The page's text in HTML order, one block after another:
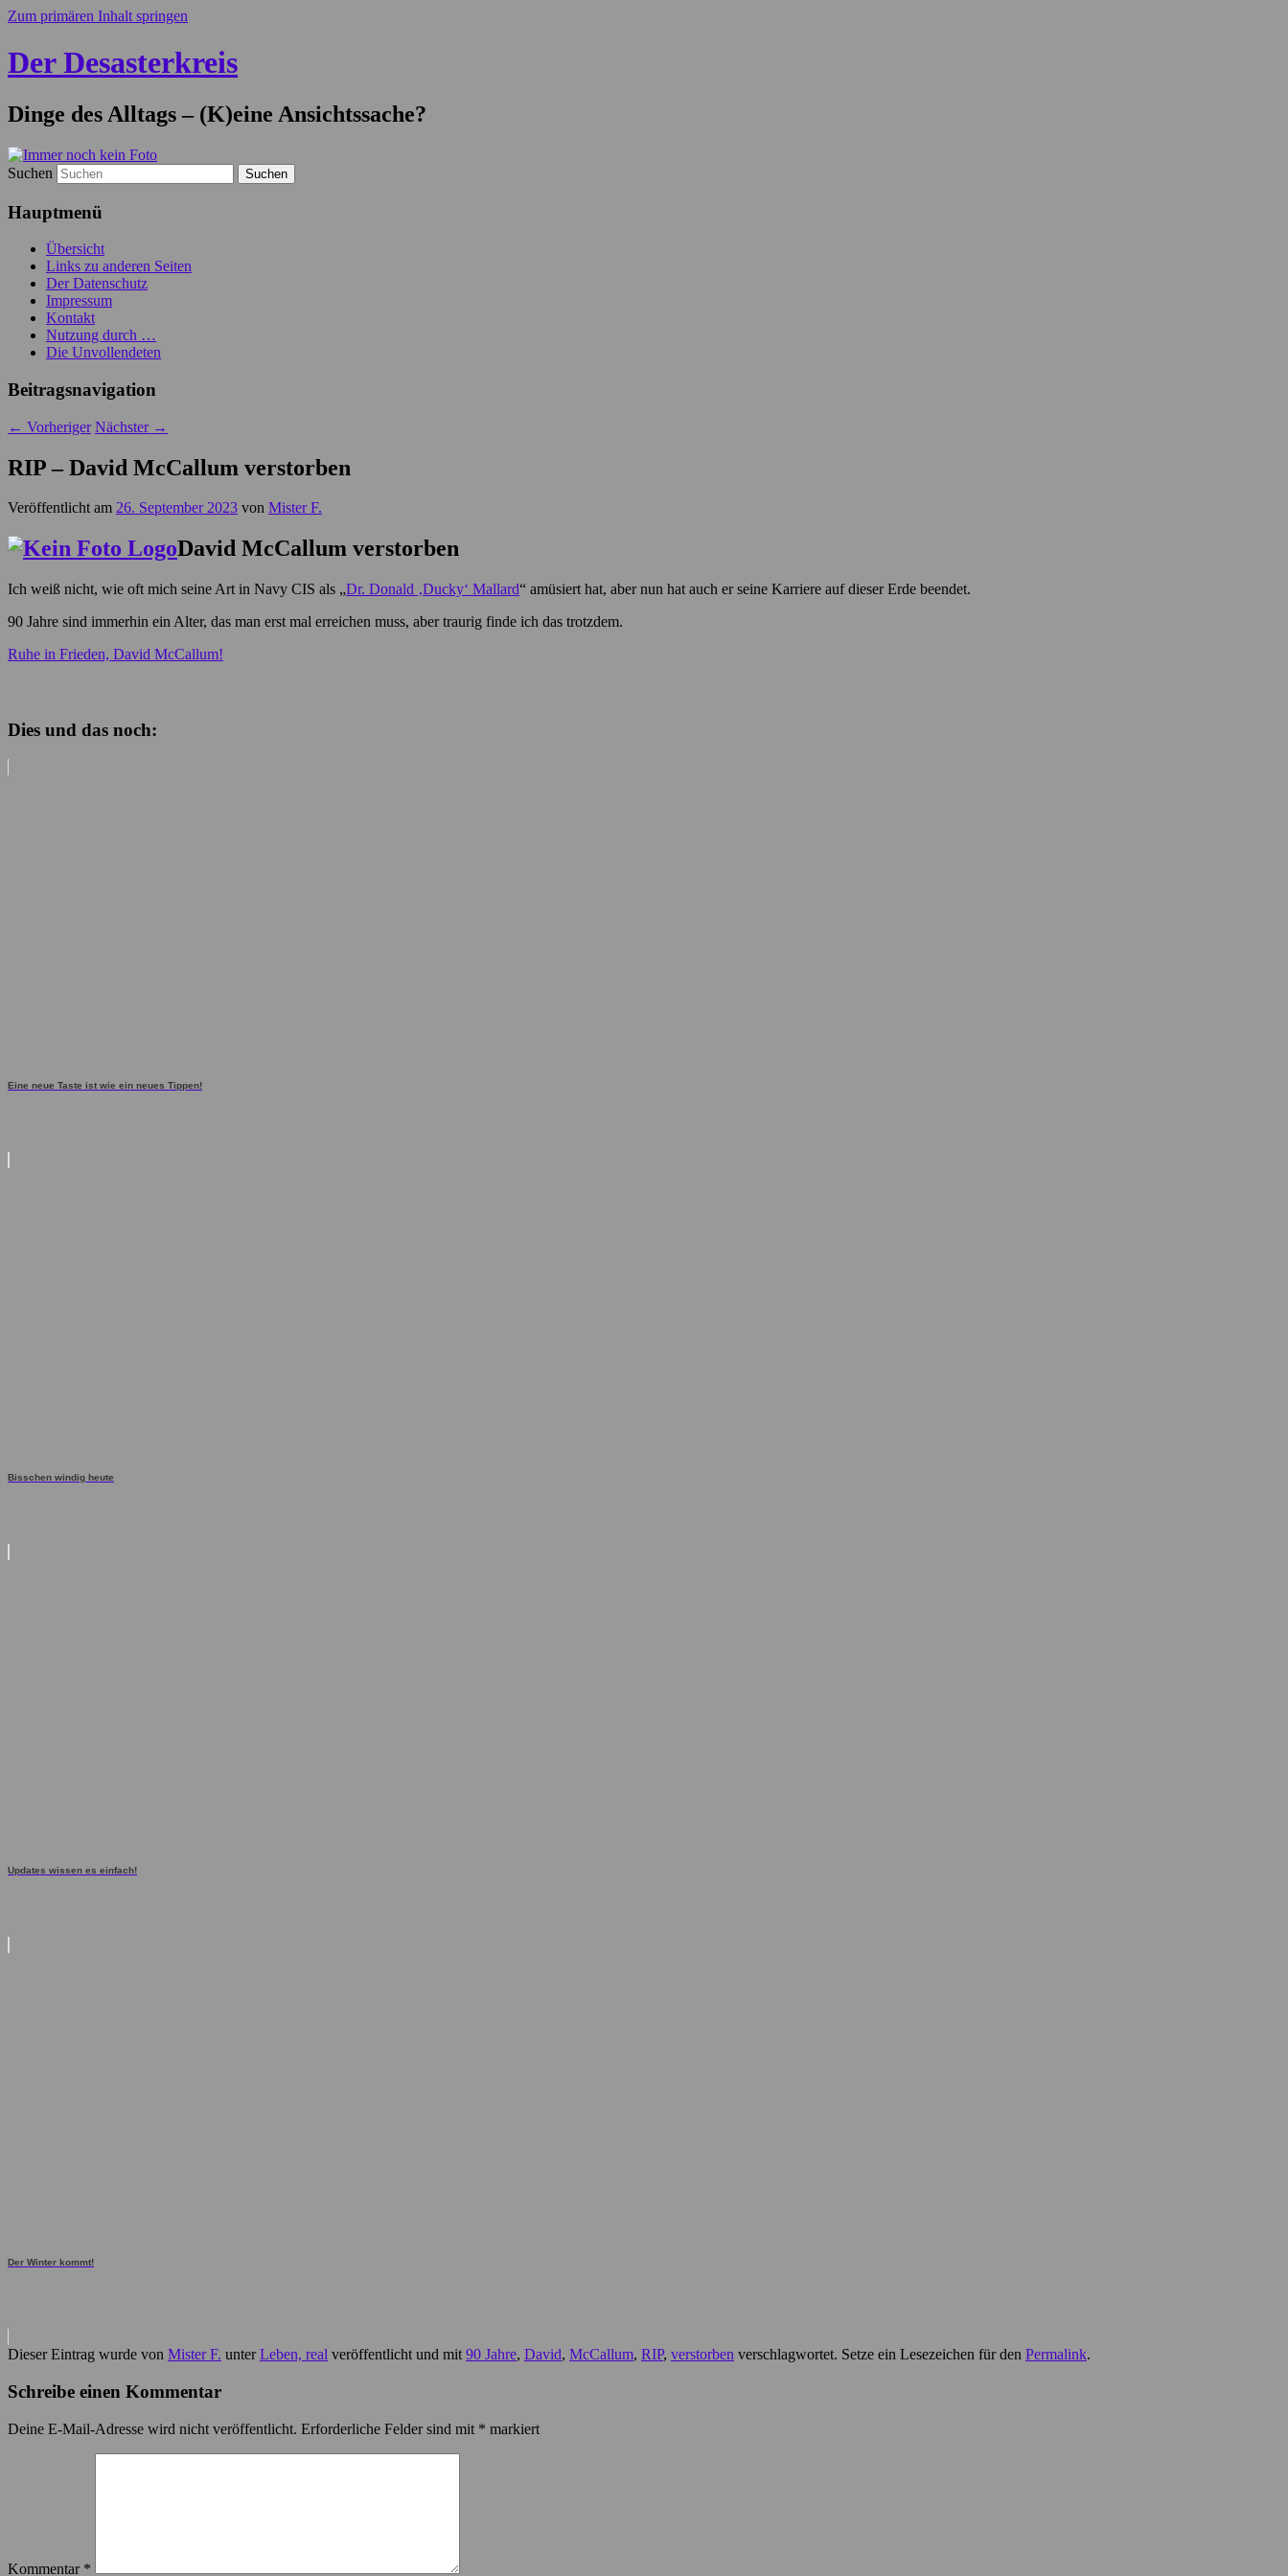
Zum primären Inhalt springen
Der Desasterkreis
Dinge des Alltags – (K)eine Ansichtssache?
Suchen
Hauptmenü
Übersicht
Links zu anderen Seiten
Der Datenschutz
Impressum
Kontakt
Nutzung durch …
Die Unvollendeten
Beitragsnavigation
← Vorheriger Nächster →
RIP – David McCallum verstorben
Veröffentlicht am 26. September 2023 von Mister F.
David McCallum verstorben
Ich weiß nicht, wie oft mich seine Art in Navy CIS als „Dr. Donald ‚Ducky‘ Mallard“ amüsiert hat, aber nun hat auch er seine Karriere auf dieser Erde beendet.
90 Jahre sind immerhin ein Alter, das man erst mal erreichen muss, aber traurig finde ich das trotzdem.
Ruhe in Frieden, David McCallum!
Dies und das noch:
Eine neue Taste ist wie ein neues Tippen!
Bisschen windig heute
Updates wissen es einfach!
Der Winter kommt!
Dieser Eintrag wurde von Mister F. unterLeben, real veröffentlicht und mit90 Jahre, David, McCallum, RIP, verstorben verschlagwortet. Setze ein Lesezeichen für den Permalink.
Schreibe einen Kommentar
Deine E-Mail-Adresse wird nicht veröffentlicht. Erforderliche Felder sind mit * markiert
Kommentar *